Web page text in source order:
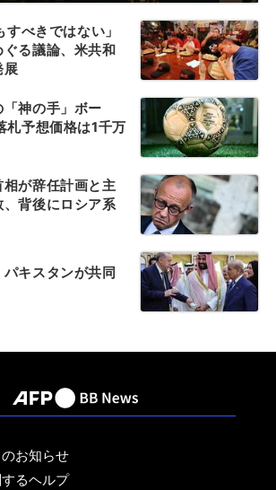
べきではない」
る議論、米共和
展
神の手」ボー
札予想価格は1千万
相が辞任計画と主
背後にロシア系
キスタンが共同
お知らせ
るヘルプ